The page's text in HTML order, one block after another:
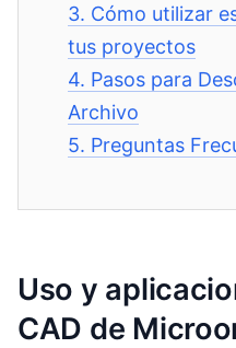
3. Cómo utilizar
tus proyectos
4. Pasos para
Archivo
5. Preguntas
Uso y
CAD de